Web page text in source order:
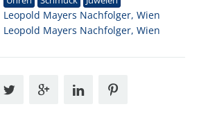
Leopold Mayers Nachfolger, Wien
Leopold Mayers Nachfolger, Wien